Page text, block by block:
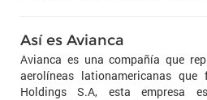
Así es Avianca
Avianca es una compañía que
aerolíneas lationamericanas
Holdings S.A, esta empresa